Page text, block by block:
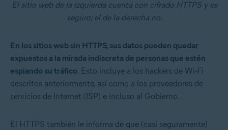
El sitio web de la izquierda cuenta con cifrado HTTPS y es
seguro; el de la derecha no.
En los sitios web sin HTTPS, sus datos pueden quedar
expuestos a la mirada indiscreta de personas que estén
espiando su tráfico. Esto incluye a los hackers de Wi-Fi
descritos anteriormente, así como a los proveedores de
servicios de Internet (ISP) e incluso al Gobierno.
El HTTPS también le informa de que (casi seguramente)